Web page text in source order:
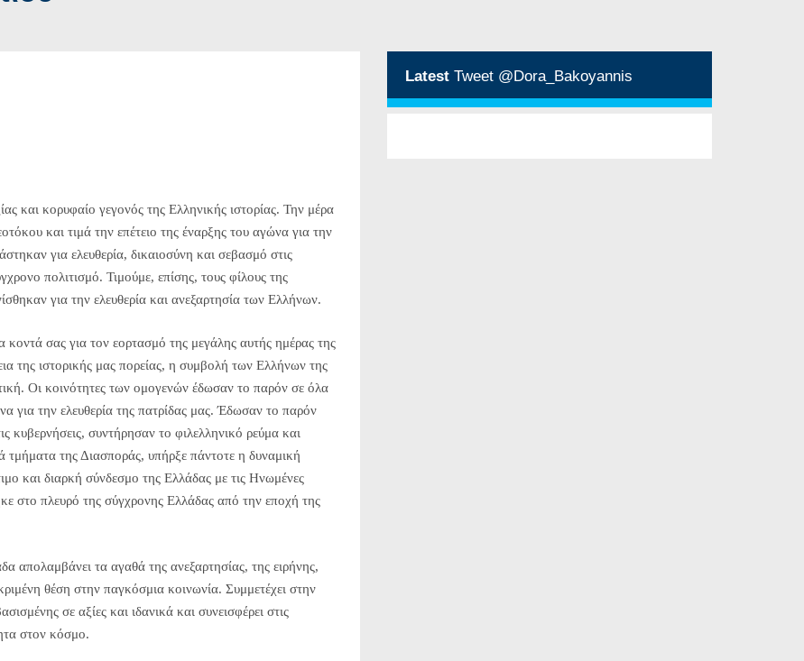
και κορυφαίο γεγονός της Ελληνικής ιστορίας. Την μέρα
και τιμά την επέτειο της έναρξης του αγώνα για την
για ελευθερία, δικαιοσύνη και σεβασμό στις
πολιτισμό. Τιμούμε, επίσης, τους φίλους της
για την ελευθερία και ανεξαρτησία των Ελλήνων.
κοντά σας για τον εορτασμό της μεγάλης αυτής ημέρας της
της ιστορικής μας πορείας, η συμβολή των Ελλήνων της
Οι κοινότητες των ομογενών έδωσαν το παρόν σε όλα
για την ελευθερία της πατρίδας μας. Έδωσαν το παρόν
κυβερνήσεις, συντήρησαν το φιλελληνικό ρεύμα και
της Διασποράς, υπήρξε πάντοτε η δυναμική
και διαρκή σύνδεσμο της Ελλάδας με τις Ηνωμένες
στο πλευρό της σύγχρονης Ελλάδας από την εποχή της
απολαμβάνει τα αγαθά της ανεξαρτησίας, της ειρήνης,
θέση στην παγκόσμια κοινωνία. Συμμετέχει στην
σε αξίες και ιδανικά και συνεισφέρει στις
στον κόσμο.
Latest Tweet @Dora_Bakoyannis